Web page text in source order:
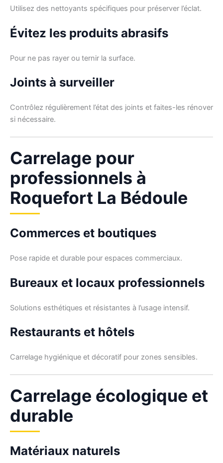
Utilisez des nettoyants spécifiques pour préserver l’éclat.
Évitez les produits abrasifs
Pour ne pas rayer ou ternir la surface.
Joints à surveiller
Contrôlez régulièrement l’état des joints et faites-les rénover
si nécessaire.
Carrelage pour
professionnels à
Roquefort La Bédoule
Commerces et boutiques
Pose rapide et durable pour espaces commerciaux.
Bureaux et locaux professionnels
Solutions esthétiques et résistantes à l’usage intensif.
Restaurants et hôtels
Carrelage hygiénique et décoratif pour zones sensibles.
Carrelage écologique et
durable
Matériaux naturels